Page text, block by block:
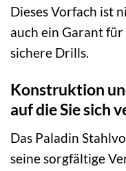
Dieses Vorfach ist
auch ein Garant
sichere Drills.
Konstruktion
auf die Sie sich
Das Paladin
seine sorgfältige